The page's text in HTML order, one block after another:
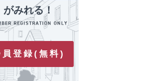
がみれる！
員登録(無料)